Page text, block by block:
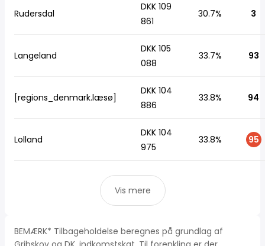
Rudersdal
DKK 109
861
30.7% 3
Langeland
DKK 105
088
33.7% 93
[regions_denmark.læsø]
DKK 104
886
33.8% 94
Lolland
DKK 104
975
33.8% 95
Vis mere
BEMÆRK* Tilbageholdelse beregnes på grundlag af